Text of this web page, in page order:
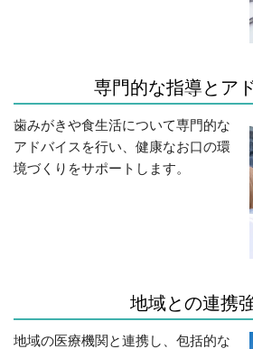
専門的な指導とア
歯みがきや食生活について専門的な
アドバイスを行い、健康なお口の環
境づくりをサポートします。
地域との連携
地域の医療機関と連携し、包括的な